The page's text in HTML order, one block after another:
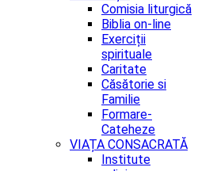
Comisia liturgică
Biblia on-line
Exerciții
spirituale
Caritate
Căsătorie si
Familie
Formare-
Cateheze
VIAȚA CONSACRATĂ
Institute